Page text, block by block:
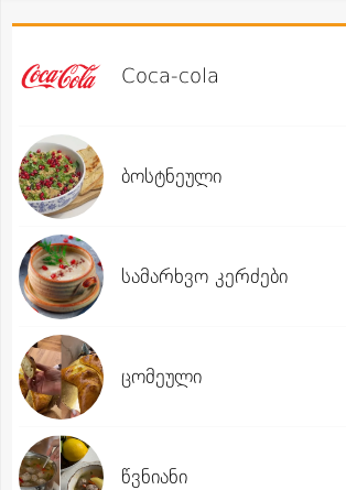
Coca-cola
ბოსტნეული
სამარხვო კერძები
ცომეული
წვნიანი